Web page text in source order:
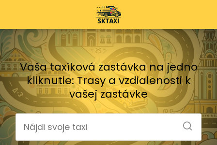
Vaša taxíková zastávka na jedno
kliknutie: Trasy a vzdialenosti k
vašej zastávke